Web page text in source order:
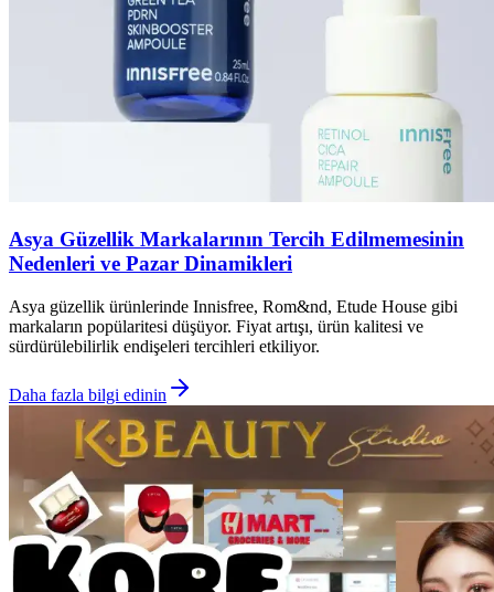
Asya Güzellik Markalarının Tercih Edilmemesinin
Nedenleri ve Pazar Dinamikleri
Asya güzellik ürünlerinde Innisfree, Rom&nd, Etude House gibi
markaların popülaritesi düşüyor. Fiyat artışı, ürün kalitesi ve
sürdürülebilirlik endişeleri tercihleri etkiliyor.
Daha fazla bilgi edinin